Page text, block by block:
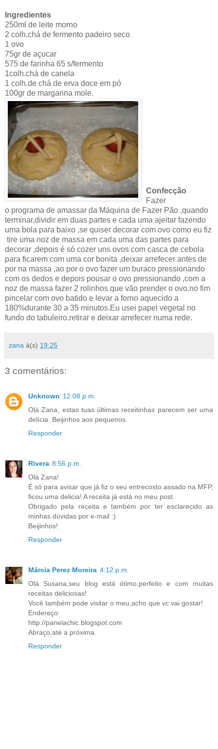
Ingredientes
250ml de leite morno
2 colh.chá de fermento padeiro seco
1 ovo
75gr de açucar
575 de farinha 65 s/fermento
1colh.chá de canela
1 colh.de chá de erva doce em pó
100gr de margarina mole.
Confecção
Fazer
o programa de amassar da Máquina de Fazer Pão ,quando
terminar,dividir em duas partes e cada uma ajeitar fazendo
uma bola para baixo ,se quiser decorar com ovo como eu fiz
tire uma noz de massa em cada uma das partes para
decorar ,depois é só cozer uns ovos com casca de cebola
para ficarem com uma cor bonita ,deixar arrefecer antes de
por na massa ,ao por o ovo fazer um buraco pressionando
com os dedos e depois pousar o ovo pressionando ,com a
noz de massa fazer 2 rolinhos que vão prender o ovo.no fim
pincelar com ovo batido e levar a forno aquecido a
180%durante 30 a 35 minutos.Eu usei papel vegetal no
fundo do tabuleiro.retirar e deixar arrefecer numa rede.
zana à(s) 19:25
3 comentários:
Unknown 12:08 p.m.
Olá Zana, estas tuas últimas receitinhas parecem ser uma
delícia. Beijinhos aos pequenos.
Responder
Rivera 8:56 p.m.
Olá Zana!
É só para avisar que já fiz o seu entrecosto assado na MFP,
ficou uma delicia! A receita já está no meu post.
Obrigado pela receita e também por ter esclarecido as
minhas dúvidas por e-mail :)
Beijinhos!
Responder
Márcia Perez Moreira 4:12 p.m.
Olá Susana,seu blog está ótimo,perfeito e com muitas
receitas deliciosas!
Você também pode visitar o meu,acho que vc vai gostar!
Endereço:
http://panelachic.blogspot.com
Abraço,até a próxima.
Responder